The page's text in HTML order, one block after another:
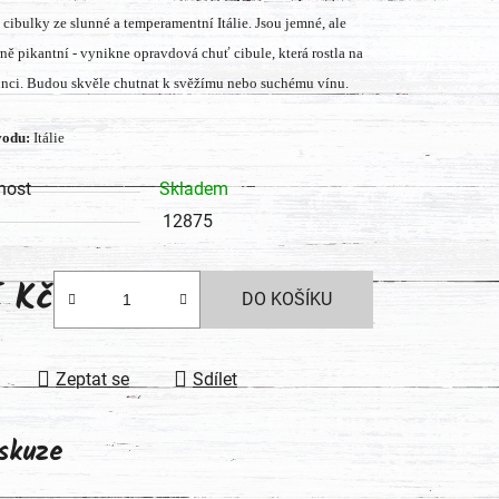
ze slunné a temperamentní Itálie. Jsou jemné, ale
pikantní - vynikne opravdová chuť cibule, která rostla na
Budou skvěle chutnat k svěžímu nebo suchému vínu.
Itálie
Skladem
12875
Kč DO KOŠÍKU
Zeptat se Sdílet